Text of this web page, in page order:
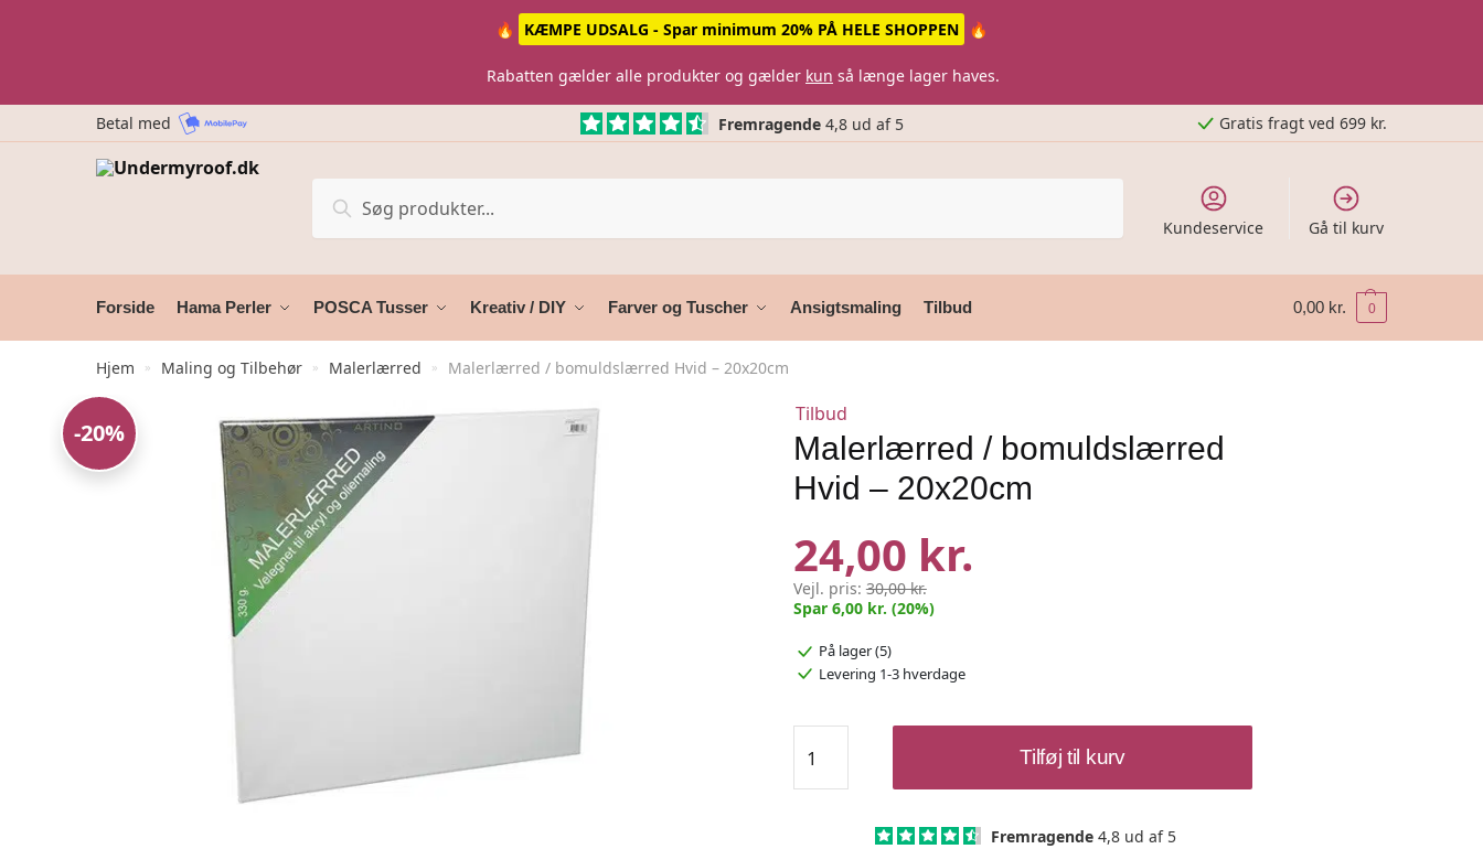
🔥 KÆMPE UDSALG - Spar minimum 20% PÅ HELE SHOPPEN 🔥
Rabatten gælder alle produkter og gælder kun så længe lager haves.
Betal med Fremragende4,8 ud af 5 Gratis fragt ved 699 kr.
efter:
Søg
Kundeservice Gå til kurv
Forside Hama Perler POSCA Tusser Kreativ / DIY Farver og Tuscher Ansigtsmaling Tilbud 0,00 kr. 0
Hjem » Maling og Tilbehør » Malerlærred » Malerlærred / bomuldslærred Hvid – 20x20cm
-20%
Tilbud
Malerlærred / bomuldslærred
Hvid – 20x20cm
24,00 kr.
Vejl. pris:30,00 kr.
Spar 6,00 kr. (20%)
På lager (5)
Levering 1-3 hverdage
bomuldslærred
Tilføj til kurv
Fremragende4,8 ud af 5